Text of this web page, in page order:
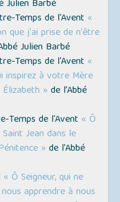
Julien Barbé
Temps de l'Avent «
que j'ai prise de n'être
Julien Barbé
Temps de l'Avent «
inspirez à votre Mère
» de l’Abbé
Temps de l'Avent « Ô
Jean dans le
» de l’Abbé
« Ô Seigneur, qui ne
apprendre à nous